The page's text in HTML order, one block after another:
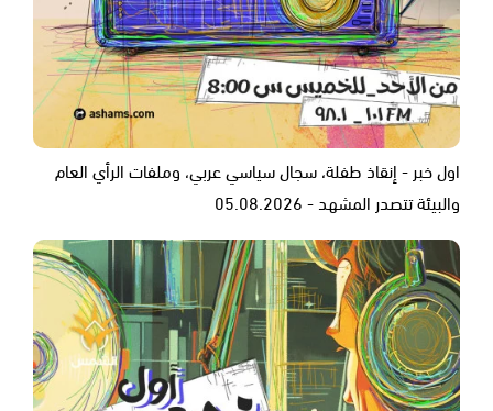
اول خبر - إنقاذ طفلة، سجال سياسي عربي، وملفات الرأي العام
والبيئة تتصدر المشهد - 05.08.2026